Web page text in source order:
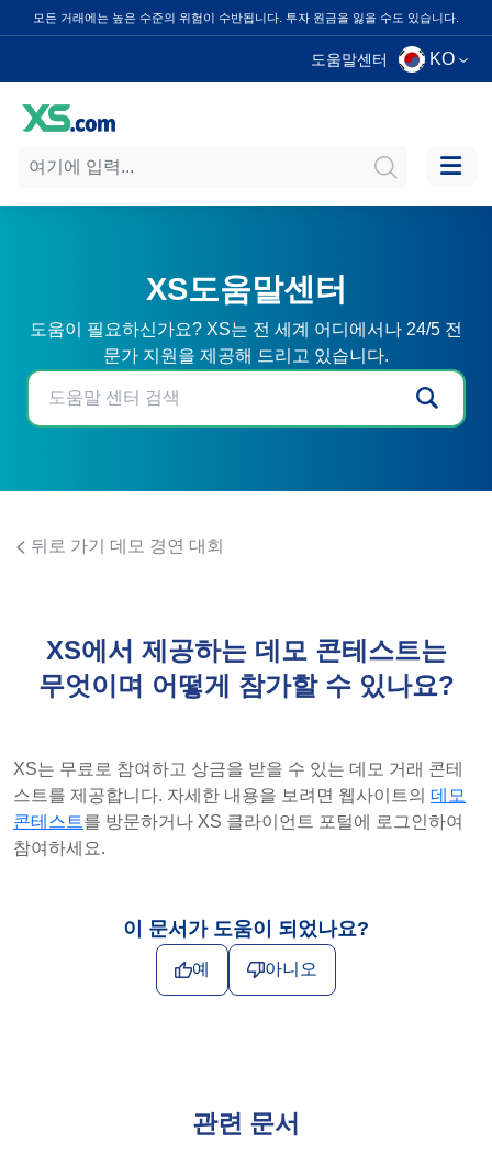
모든 거래에는 높은 수준의 위험이 수반됩니다. 투자 원금을 잃을 수도 있습니다.
도움말센터 KO
XS도움말센터
도움이 필요하신가요? XS는 전 세계 어디에서나 24/5 전
문가 지원을 제공해 드리고 있습니다.
뒤로 가기 데모 경연 대회
XS에서 제공하는 데모 콘테스트는
무엇이며 어떻게 참가할 수 있나요?
XS는 무료로 참여하고 상금을 받을 수 있는 데모 거래 콘테
스트를 제공합니다. 자세한 내용을 보려면 웹사이트의 데모
콘테스트를 방문하거나 XS 클라이언트 포털에 로그인하여
참여하세요.
이 문서가 도움이 되었나요?
예 아니오
관련 문서